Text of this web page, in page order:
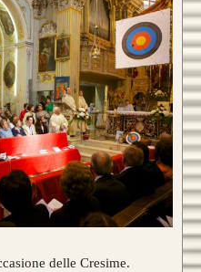
delle Cresime.